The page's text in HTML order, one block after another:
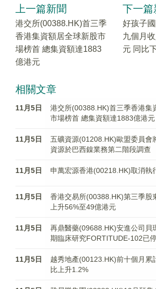
上一篇新聞
港交所(00388.HK)首三季
香港集資額居全球新股市
場榜首 總集資額達1883
億港元
下一篇
好孩子
九個月
元 同比
相關文章
11月5日
港交所(00388.HK)首三季香港集
市場榜首 總集資額達1883億港元
11月5日
五礦資源(01208.HK)歐盟委員會
資源於巴西鎳業務第二階段調查
11月5日 申萬宏源香港(00218.HK)取消執
11月5日
香港交易所(00388.HK)第三季股
上升56%至49億港元
11月5日
再鼎醫藥(09688.HK)安進公司貝
期臨床研究FORTITUDE-102已
11月5日
越秀地產(00123.HK)前十個月累
比上升1.2%